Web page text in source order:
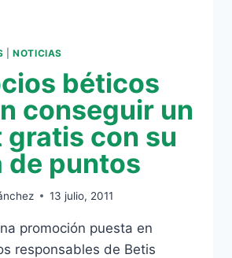
|NOTICIAS
béticos
conseguir un
gratis con su
de puntos
13 julio, 2011
promoción puesta en
responsables de Betis